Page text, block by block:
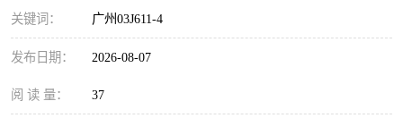
关键词： 广州03J611-4
发布日期： 2026-08-07
阅 读 量： 37